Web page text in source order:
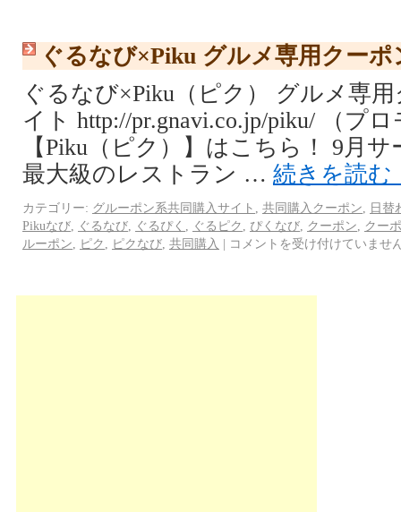
ぐるなび×Piku グルメ専用クー
ぐるなび×Piku（ピク） グルメ専
イト http://pr.gnavi.co.jp/piku/ （プ
【Piku（ピク）】はこちら！ 9月
最大級のレストラン … 続きを読む
カテゴリー: グルーポン系共同購入サイト 共同購入クーポン
日替
Pikuなび
ぐるなび ぐるぴく ぐるピク ぴくなび クーポン
クー
ルーポン
ピク ピクなび 共同購入 | コメントを受け付けていませ